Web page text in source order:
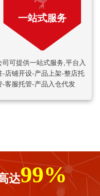
一站式服务
司可提供一站式服务,平台入
-店铺开设-产品上架-整店托
-客服托管-产品入仓代发
达99%